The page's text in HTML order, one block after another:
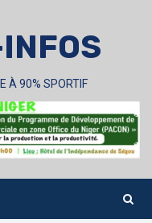
À 90% SPORTIF